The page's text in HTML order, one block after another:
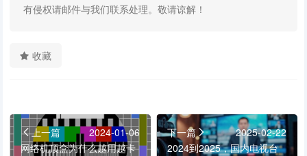
有侵权请邮件与我们联系处理。敬请谅解！
收藏
上一篇
2024-01-06
网络机顶盒为什么越用越卡
下一篇
2025-02-22
2024到2025，国内电视台